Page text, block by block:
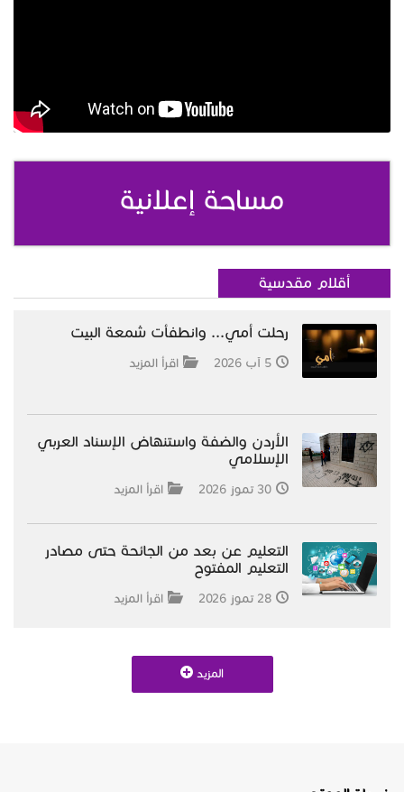
مساحة إعلانية
أقلام مقدسية
رحلت أمي... وانطفأت شمعة البيت
5 آب 2026 اقرأ المزيد
الأردن والضفة واستنهاض الإسناد العربي
الإسلامي
30 تموز 2026 اقرأ المزيد
التعليم عن بعد من الجائحة حتى مصادر
التعليم المفتوح
28 تموز 2026 اقرأ المزيد
المزيد